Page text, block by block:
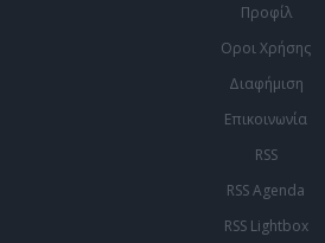
Προφίλ
Οροι Χρήσης
Διαφήμιση
Επικοινωνία
RSS
RSS Agenda
RSS Lightbox